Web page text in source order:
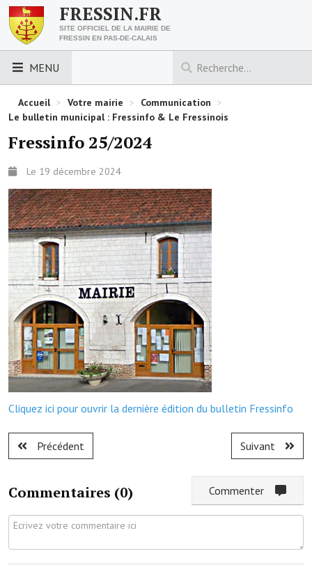
FRESSIN.FR
SITE OFFICIEL DE LA MAIRIE DE
FRESSIN EN PAS-DE-CALAIS
MENU
LES ESSENTIELS
Découvrez Fressin
Urbanisme
Nous contacter
Horaires de la mairie
Les foulées fressinoises
ACCÈS RAPIDE
Démarches administratives
Projets et travaux en cours
VOTRE MAIRIE
Elus et agents
L'équipe municipale
Accueil > Votre mairie > Communication >
Le bulletin municipal : Fressinfo & Le Fressinois
Fressinfo 25/2024
Le 19 décembre 2024
Cliquez ici pour ouvrir la dernière édition du bulletin Fressinfo
Précédent Suivant
Commentaires (0)